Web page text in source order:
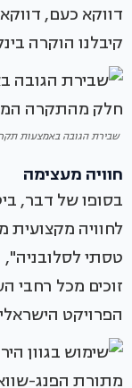
דווקא כעם,
קיבלנו הוקרה
שבירת הגובה באמצעות
חוויה מעצימה
בסופו של דבר,
לחוויה מקצועית
טסתי
זוכים מכל רחבי
הפרויקט